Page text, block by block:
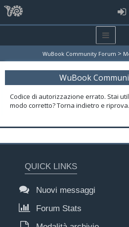
WuBook Community Forum >
WuBook
Codice di autorizzazione errato. Stai
modo corretto? Torna indietro e riprova.
QUICK LINKS
Nuovi messaggi
Forum Stats